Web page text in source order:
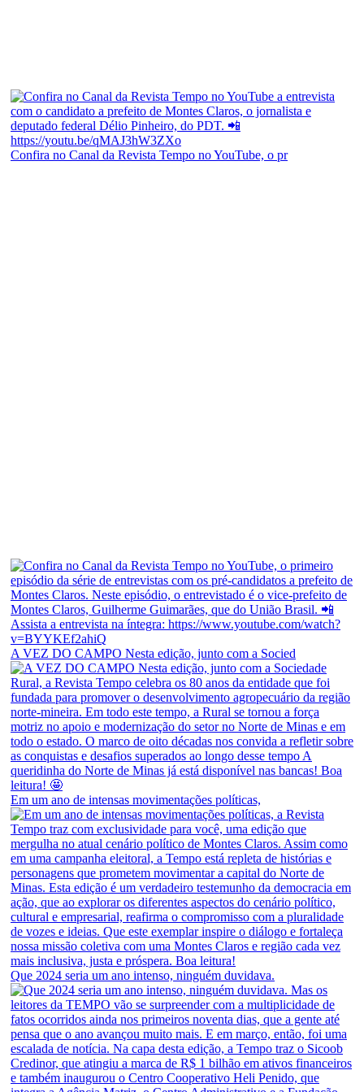
Confira no Canal da Revista Tempo no YouTube, o pr
A VEZ DO CAMPO Nesta edição, junto com a Socied
Em um ano de intensas movimentações políticas,
Que 2024 seria um ano intenso, ninguém duvidava.